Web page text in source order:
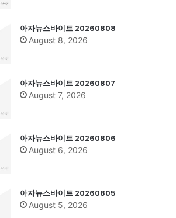
아자뉴스바이트 20260808
August 8, 2026
아자뉴스바이트 20260807
August 7, 2026
아자뉴스바이트 20260806
August 6, 2026
아자뉴스바이트 20260805
August 5, 2026